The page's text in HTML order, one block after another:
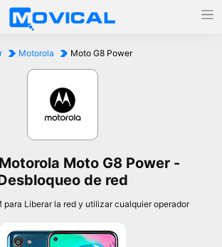
Motorola Moto G8 Power
Moto G8 Power -
de red
para Liberar la red y utilizar cualquier operador